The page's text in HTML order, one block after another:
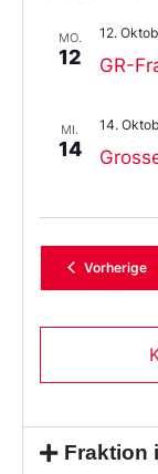
MO.
12 GR-
12.
MI.
14
14.
Vorherige
Fraktion